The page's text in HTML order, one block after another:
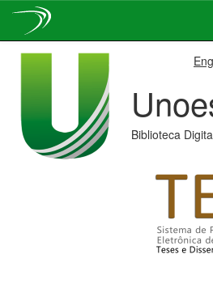
Biblioteca